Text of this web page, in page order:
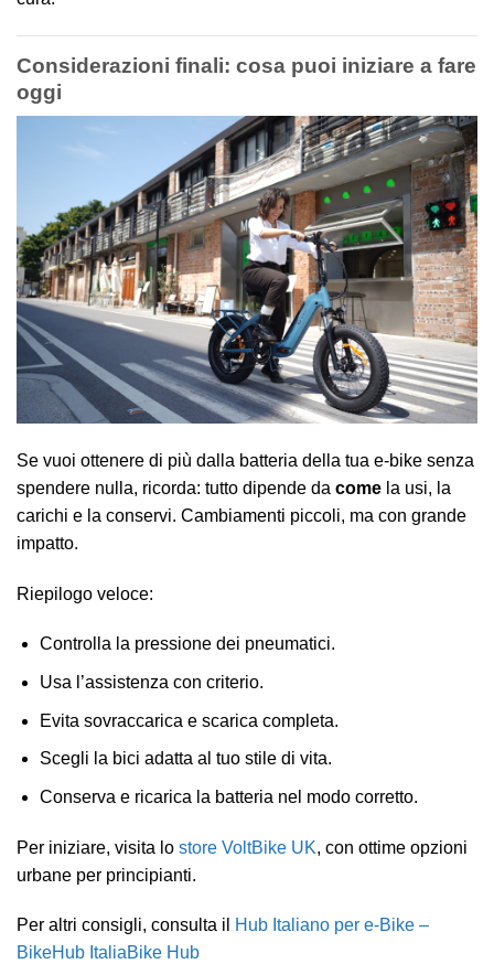
Considerazioni finali: cosa puoi iniziare a fare
oggi
Se vuoi ottenere di più dalla batteria della tua e-bike senza
spendere nulla, ricorda: tutto dipende da come la usi, la
carichi e la conservi. Cambiamenti piccoli, ma con grande
impatto.
Riepilogo veloce:
Controlla la pressione dei pneumatici.
Usa l’assistenza con criterio.
Evita sovraccarica e scarica completa.
Scegli la bici adatta al tuo stile di vita.
Conserva e ricarica la batteria nel modo corretto.
Per iniziare, visita lo store VoltBike UK, con ottime opzioni
urbane per principianti.
Per altri consigli, consulta il
Hub Italiano per e‑Bike –
BikeHub ItaliaBike Hub